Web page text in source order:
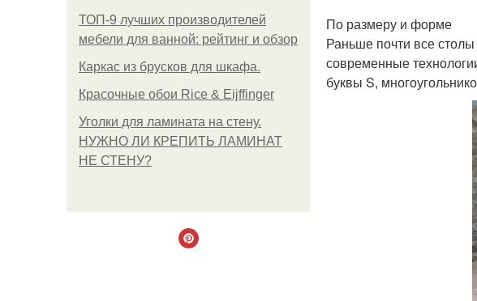
ТОП-9 лучших производителей
мебели для ванной: рейтинг и обзор
Каркас из брусков для шкафа.
Красочные обои Rice & Eijffinger
Уголки для ламината на стену.
НУЖНО ЛИ КРЕПИТЬ ЛАМИНАТ
НЕ СТЕНУ?
По размеру и форме
Раньше почти все
современные
буквы S,